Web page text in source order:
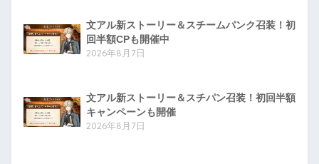
文アル新ストーリー＆スチームパンク召装！初
回半額CPも開催中
2026年8月7日
文アル新ストーリー＆スチパン召装！初回半額
キャンペーンも開催
2026年8月7日